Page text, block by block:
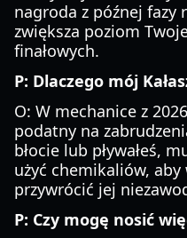
nagroda z późnej fazy
zwiększa poziom
finałowych.
P: Dlaczego mój
O: W mechanice z
podatny na
błocie lub pływałeś,
użyć chemikaliów, aby
przywrócić jej
P: Czy mogę nosić